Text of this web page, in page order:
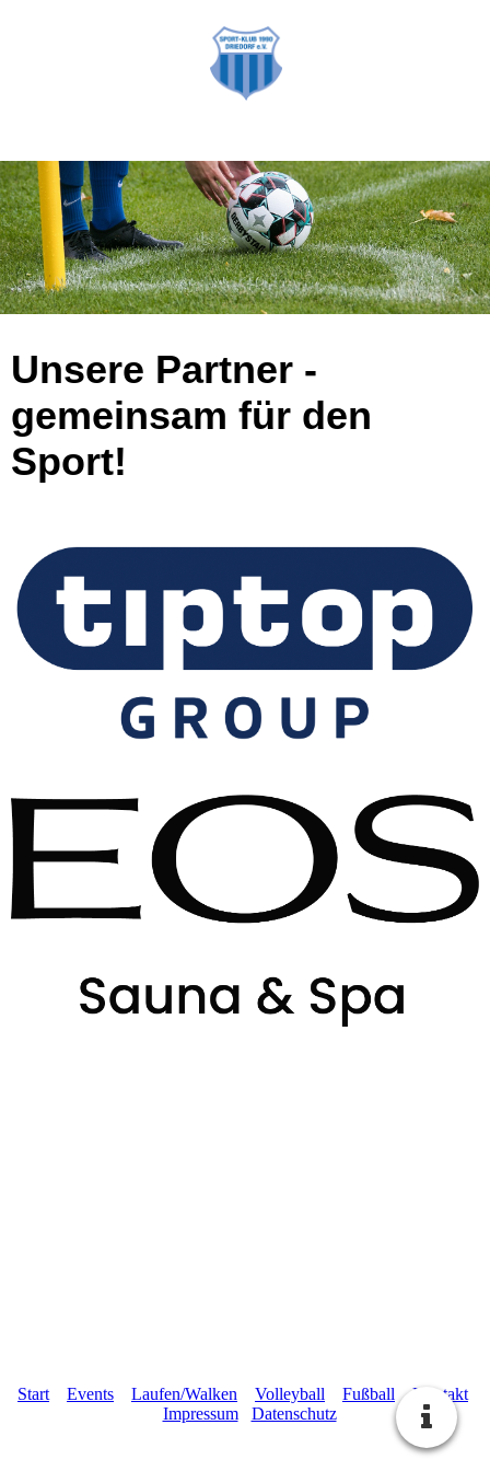
Unsere Partner -
gemeinsam für den
Sport!
Start Events Laufen/Walken Volleyball Fußball
Kontakt
Impressum
Datenschutz